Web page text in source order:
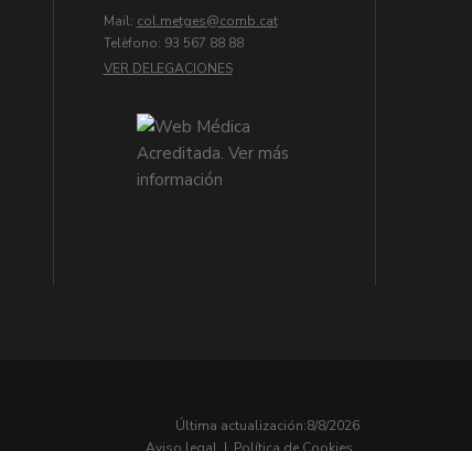
Mail: col.metges
Telèfono: 93 567 88 88
VER DELEGACIONES
Última actualización:8/8/2026